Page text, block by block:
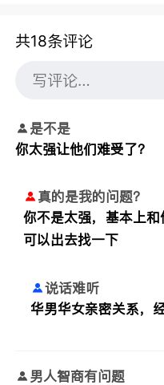
共18条评论
是不是
你太强让他们难受了？
真的是我的问题？
你不是太强，基本上
可以出去找一下
说话难听
华男华女亲密关系，
男人智商有问题